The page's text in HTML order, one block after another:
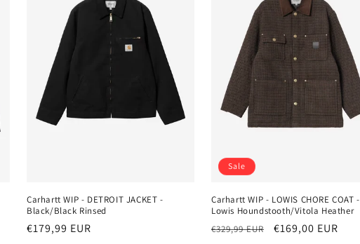
Carhartt WIP - DETROIT JACKET -
Black/Black Rinsed
Normaler
€179,99 EUR
Sale
Carhartt WIP - LOWIS CHORE COAT -
Lowis Houndstooth/Vitola Heather
Normaler
€329,99 EUR Verkaufspreis
€169,00 EUR